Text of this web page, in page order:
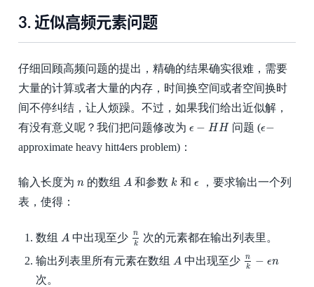
3.近似高频元素问题
仔细回顾高频问题的提出，精确的结果确实很难，需要
大量的计算或者大量的内存，时间换空间或者空间换时
间不停纠结，让人烦躁。不过，如果我们给出近似解，
有没有意义呢？我们把问题修改为 ϵ − HH
H 问题 (ϵ−
ϵ−
approximate heavy hitt4ers problem)：
输入长度为 n
n的数组 A
A 和参数 k
k和 ϵ
ϵ ，要求输出一个列
表，使得：
数组 A
A 中出现至少
n
k
nk 次的元素都在输出列表里。
输出列表里所有元素在数组 A
A 中出现至少
n
k
− ϵn
nk
次。